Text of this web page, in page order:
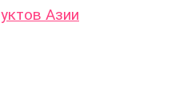
Азии